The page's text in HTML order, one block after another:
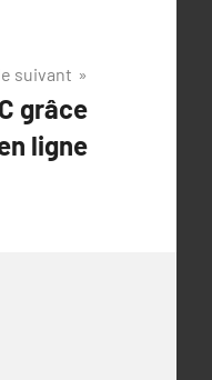
suivant
grâce
ligne